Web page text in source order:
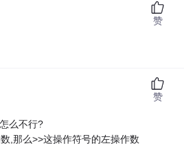
赞
么不行?
,那么>>这操作符号的左操作数
赞